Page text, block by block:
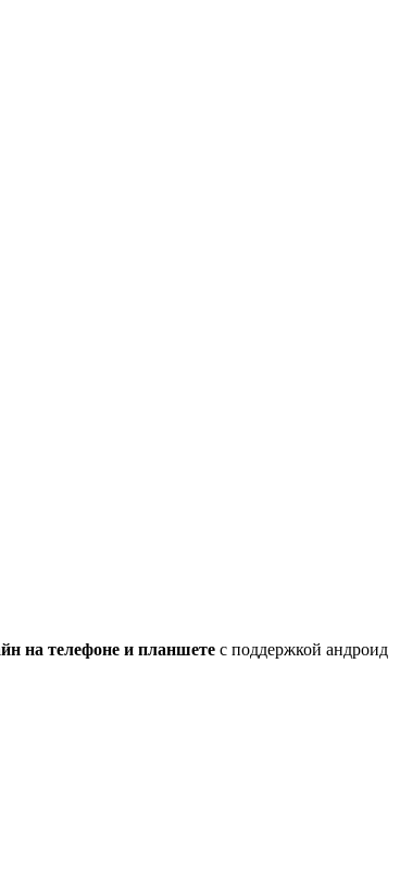
на телефоне и планшете с поддержкой андроид